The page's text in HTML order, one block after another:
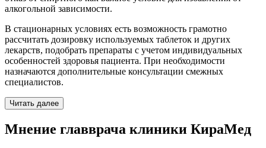
алкогольной зависимости.
В стационарных условиях есть возможность грамотно
рассчитать дозировку используемых таблеток и других
лекарств, подобрать препараты с учетом индивидуальных
особенностей здоровья пациента. При необходимости
назначаются дополнительные консультации смежных
специалистов.
Читать далее
Мнение главврача клиники КираМед